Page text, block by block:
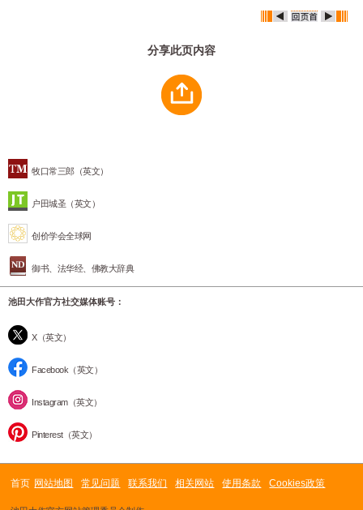
牧口常三郎（英文）
户田城圣（英文）
创价学会全球网
御书、法华经、佛教大辞典
池田大作官方社交媒体账号：
X（英文）
Facebook（英文）
Instagram（英文）
Pinterest（英文）
分享此页内容
首页 网站地图 常见问题 联系我们 相关网站 使用条款 Cookies政策